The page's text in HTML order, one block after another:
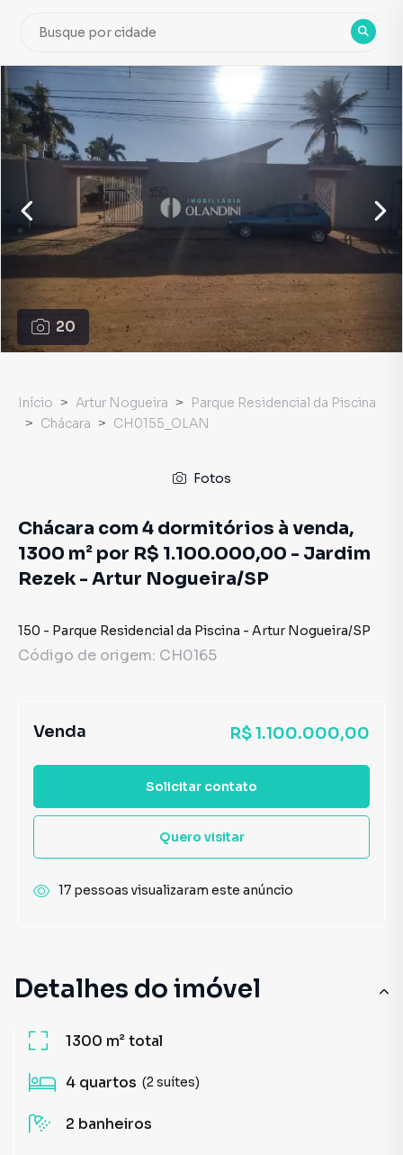
20
Detalhes do imóvel
1300 m²total
4 quartos (2 suítes)
2 banheiros
Início Artur Nogueira
Parque Residencial da Piscina
Chácara
CH0155_OLAN
Fotos
Chácara com 4 dormitórios à venda,
1300 m² por R$ 1.100.000,00 - Jardim
Rezek - Artur Nogueira/SP
150 - Parque Residencial da Piscina - Artur Nogueira/SP
Código de origem: CH0165
Venda R$ 1.100.000,00
Solicitar contato
Quero visitar
17 pessoas visualizaram este anúncio